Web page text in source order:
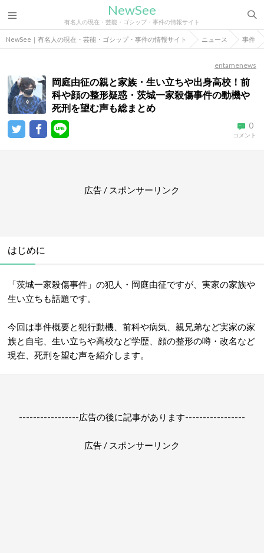
NewSee
有名人の現在・芸能・ゴシップ・事件の情報サイト
NewSee｜有名人の現在・芸能・ゴシップ・事件の情報サイト ニュース 事件
entamenews
岡庭由征の親と家族・生い立ちや出身高校！前
科や顔の整形疑惑・茨城一家殺傷事件の動機や
死刑を望む声も総まとめ
0
コメント
広告 / スポンサーリンク
はじめに
「茨城一家殺傷事件」の犯人・岡庭由征ですが、実家の家族や
生い立ちも話題です。
今回は事件概要と犯行動機、前科や病気、親兄弟など実家の家
族と自宅、生い立ちや高校など学歴、顔の整形の噂・改名など
現在、死刑を望む声を紹介します。
-----------------広告の後に記事があります-----------------
広告 / スポンサーリンク